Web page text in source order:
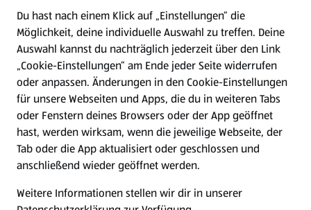
Presse
Hilfe & Kontakt
(öffnet in einem neuen Tab)
Unternehmen
Folge uns hier:
Du hast nach einem Klick auf „Einstellungen“ die
Möglichkeit, deine individuelle Auswahl zu treffen. Deine
Auswahl kannst du nachträglich jederzeit über den Link
„Cookie-Einstellungen“ am Ende jeder Seite widerrufen
oder anpassen. Änderungen in den Cookie-Einstellungen
für unsere Webseiten und Apps, die du in weiteren Tabs
oder Fenstern deines Browsers oder der App geöffnet
hast, werden wirksam, wenn die jeweilige Webseite, der
Tab oder die App aktualisiert oder geschlossen und
anschließend wieder geöffnet werden.
Weitere Informationen stellen wir dir in unserer